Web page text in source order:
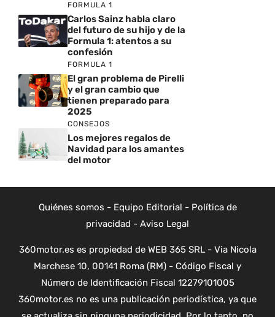
FORMULA 1
Carlos Sainz habla claro
del futuro de su hijo y de la
Formula 1: atentos a su
confesión
FORMULA 1
El gran problema de Pirelli
y el gran cambio que
tienen preparado para
2025
CONSEJOS
Los mejores regalos de
Navidad para los amantes
del motor
Quiénes somos - Equipo Editorial - Política de
privacidad - Aviso Legal
360motor.es es propiedad de WEB 365 SRL - Via Nicola
Marchese 10, 00141 Roma (RM) - Código Fiscal y
Número de Identificación Fiscal 12279101005
360motor.es no es una publicación periodística, ya que